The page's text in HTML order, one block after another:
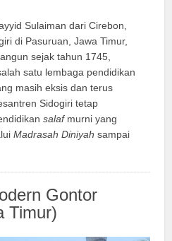
Sulaiman dari Cirebon,
di Pasuruan, Jawa Timur,
sejak tahun 1745,
satu lembaga pendidikan
masih eksis dan terus
Sidogiri tetap
salafmurni yang
Madrasah Diniyah sampai
Gontor
Timur)